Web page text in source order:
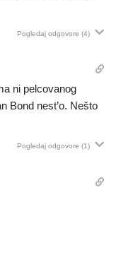
Pogledaj odgovore (4)
ni pelcovanog
Bond nest’o. Nešto
Pogledaj odgovore (1)